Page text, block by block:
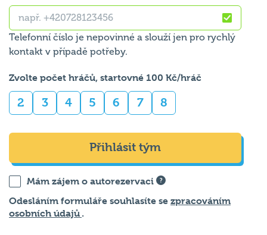
Telefonní číslo je nepovinné a slouží jen pro rychlý
kontakt v případě potřeby.
Zvolte počet hráčů, startovné 100 Kč/hráč
2 3 4 5 6 7 8
Přihlásit tým
Mám zájem o autorezervaci
Odesláním formuláře souhlasíte se zpracováním
osobních údajů .